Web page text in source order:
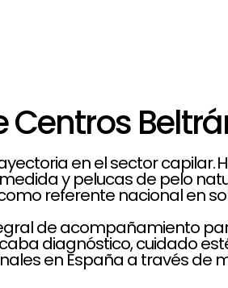
Centros
en el sector capilar.
y pelucas de pelo
referente nacional en
de acompañamiento
diagnóstico, cuidado
en España a través de